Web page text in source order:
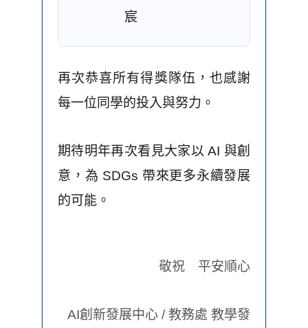
宸
再次恭喜所有得獎隊伍，也感謝
每一位同學的投入與努力。
期待明年再次看見大家以 AI 與創
意，為 SDGs 帶來更多永續發展
的可能。
敬祝 平安順心
AI創新發展中心 / 教務處 教學發